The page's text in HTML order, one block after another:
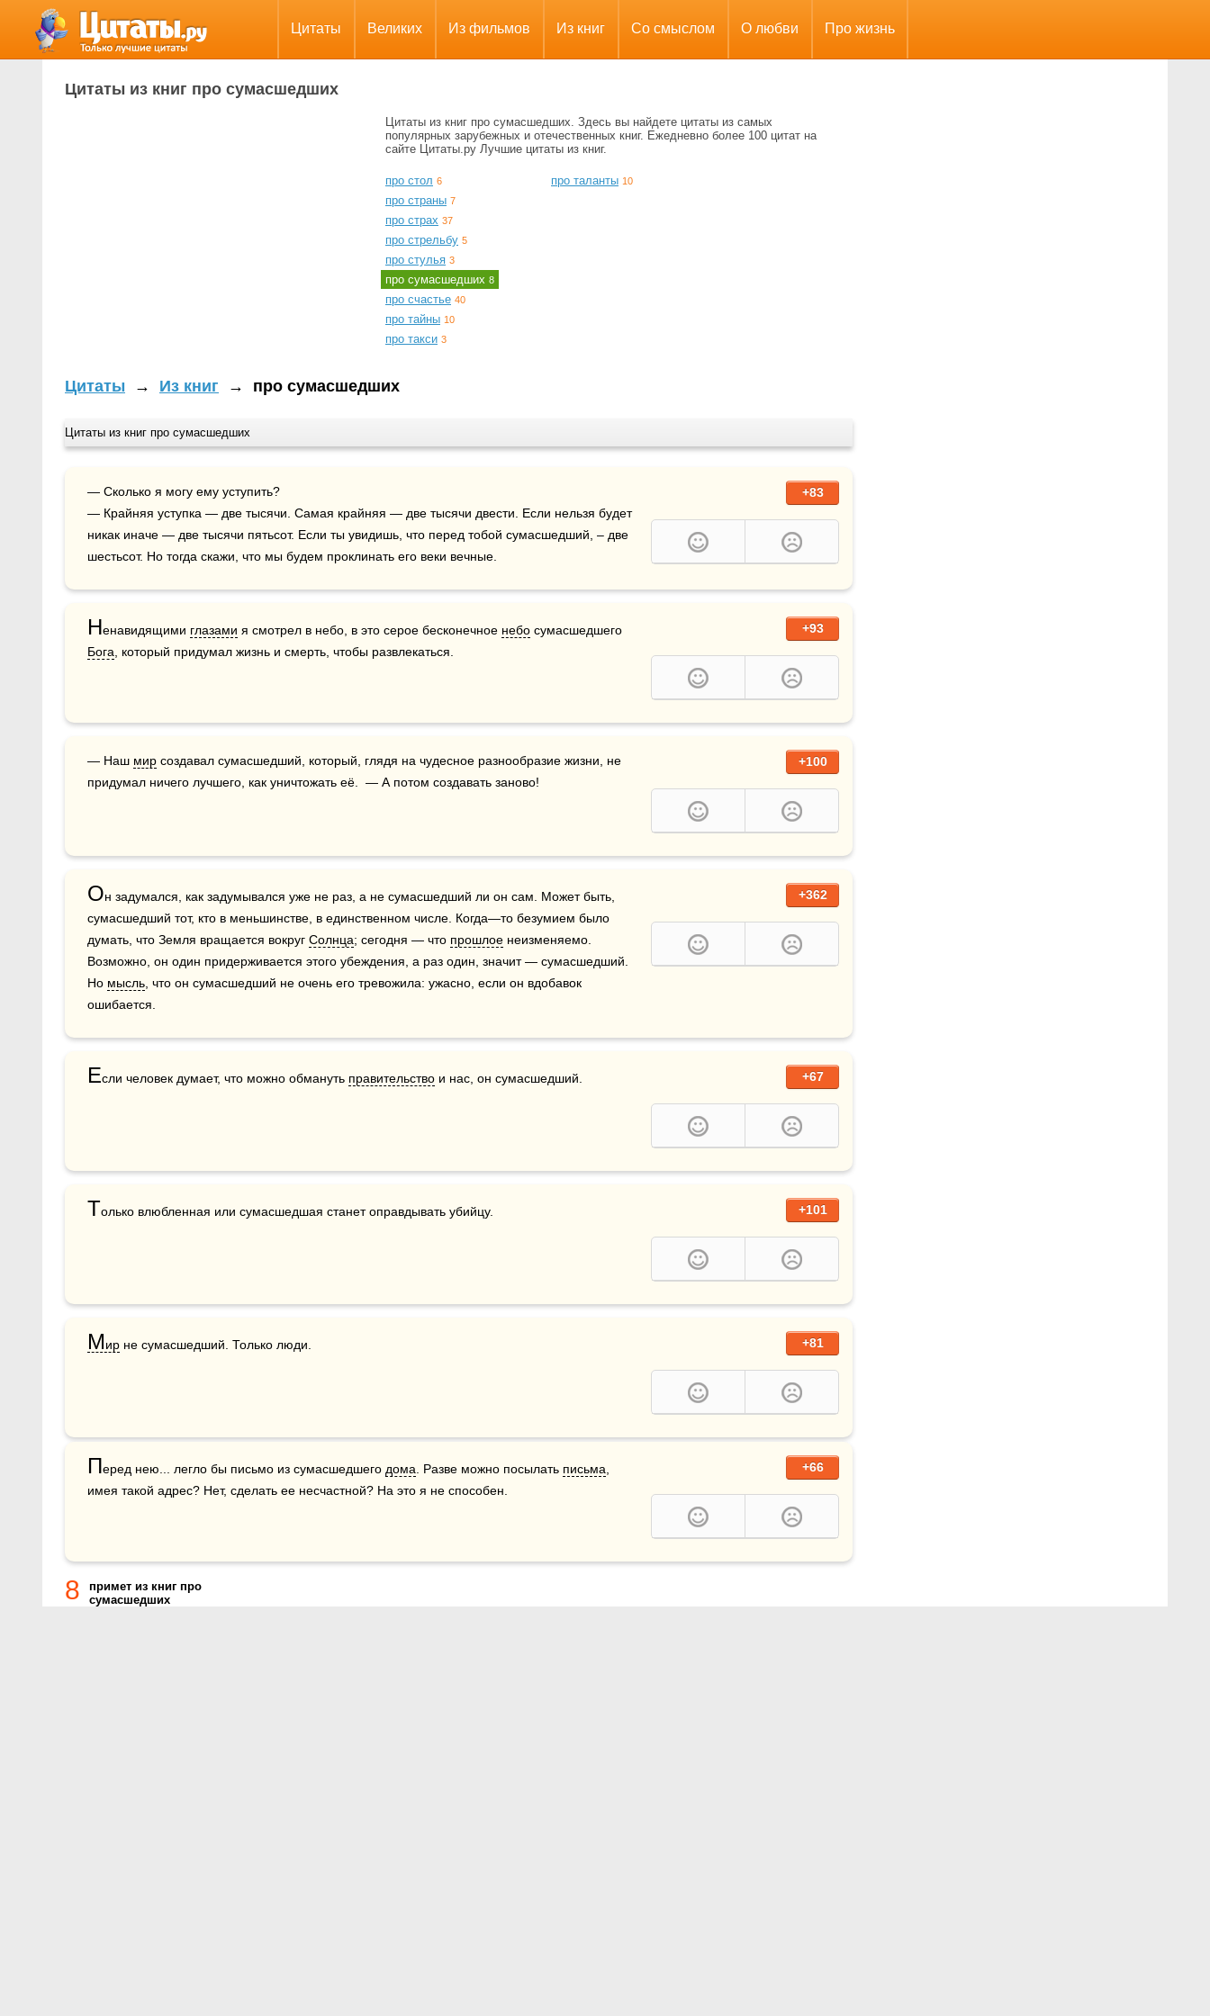
Цитаты Великих Из фильмов Из книг Со смыслом О любви Про жизнь
Цитаты из книг про сумасшедших
Цитаты из книг про сумасшедших. Здесь вы найдете цитаты из самых
популярных зарубежных и отечественных книг. Ежедневно более 100 цитат на
сайте Цитаты.ру Лучшие цитаты из книг.
про стол 6
про страны 7
про страх 37
про стрельбу 5
про стулья 3
про сумасшедших 8
про счастье 40
про тайны 10
про такси 3
про таланты 10
Цитаты → Из книг → про сумасшедших
Цитаты из книг про сумасшедших
+83
— Сколько я могу ему уступить?
— Крайняя уступка — две тысячи. Самая крайняя — две тысячи двести. Если нельзя будет
никак иначе — две тысячи пятьсот. Если ты увидишь, что перед тобой сумасшедший, – две
шестьсот. Но тогда скажи, что мы будем проклинать его веки вечные.
+93
Ненавидящими глазами я смотрел в небо, в это серое бесконечное небо
Бога , который придумал жизнь и смерть, чтобы развлекаться.
+100
— Наш мир создавал сумасшедший, который, глядя на чудесное разнообразие жизни, не
придумал ничего лучшего, как уничтожать её.  — А потом создавать заново!
+362
Он задумался, как задумывался уже не раз, а не сумасшедший ли он сам. Может быть,
сумасшедший тот, кто в меньшинстве, в единственном числе. Когда—то безумием было
думать, что Земля вращается вокруг Солнца; сегодня — что прошлое неизменяемо.
Возможно, он один придерживается этого убеждения, а раз один, значит — сумасшедший.
Но мысль , что он сумасшедший не очень его тревожила: ужасно, если он вдобавок
ошибается.
+67
Если человек думает, что можно обмануть правительство и нас, он сумасшедший.
+101
Только влюбленная или сумасшедшая станет оправдывать убийцу.
+81
Мир не сумасшедший. Только люди.
+66
Перед нею... легло бы письмо из сумасшедшего дома . Разве можно посылать письма
имея такой адрес? Нет, сделать ее несчастной? На это я не способен.
8
примет из книг про
сумасшедших